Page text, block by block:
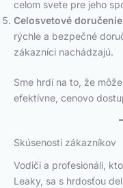
celom svete pre jeho
Celosvetové
rýchle a bezpečné
zákazníci nachádzajú.
Sme hrdí na to, že
efektívne, cenovo
Skúsenosti zákazníkov
Vodiči a profesionáli,
Leaky, sa s hrdosťou